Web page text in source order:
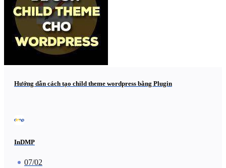
Hướng dẫn cách tạo child theme wordpress bằng Plugin
InDMP
07/02